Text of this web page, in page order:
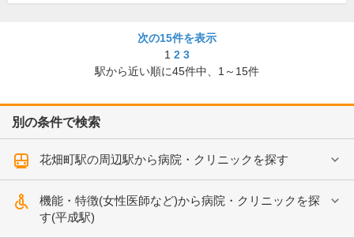
次の15件を表示
1 2 3
駅から近い順に45件中、 1～15件
別の条件で検索
花畑町駅の周辺駅から病院・クリニックを探す
機能・特徴(女性医師など)から病院・クリニックを探
す(平成駅)